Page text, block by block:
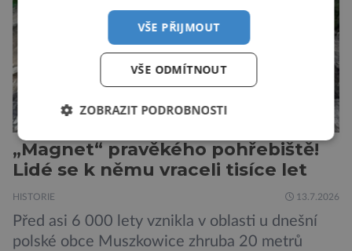
„Magnet“ pravěkého pohřebiště!
Lidé se k němu vraceli tisíce let
HISTORIE 13.7.2026
Před asi 6 000 lety vznikla v oblasti u dnešní
polské obce Muszkowice zhruba 20 metrů
VŠE PŘIJMOUT
VŠE ODMÍTNOUT
ZOBRAZIT PODROBNOSTI